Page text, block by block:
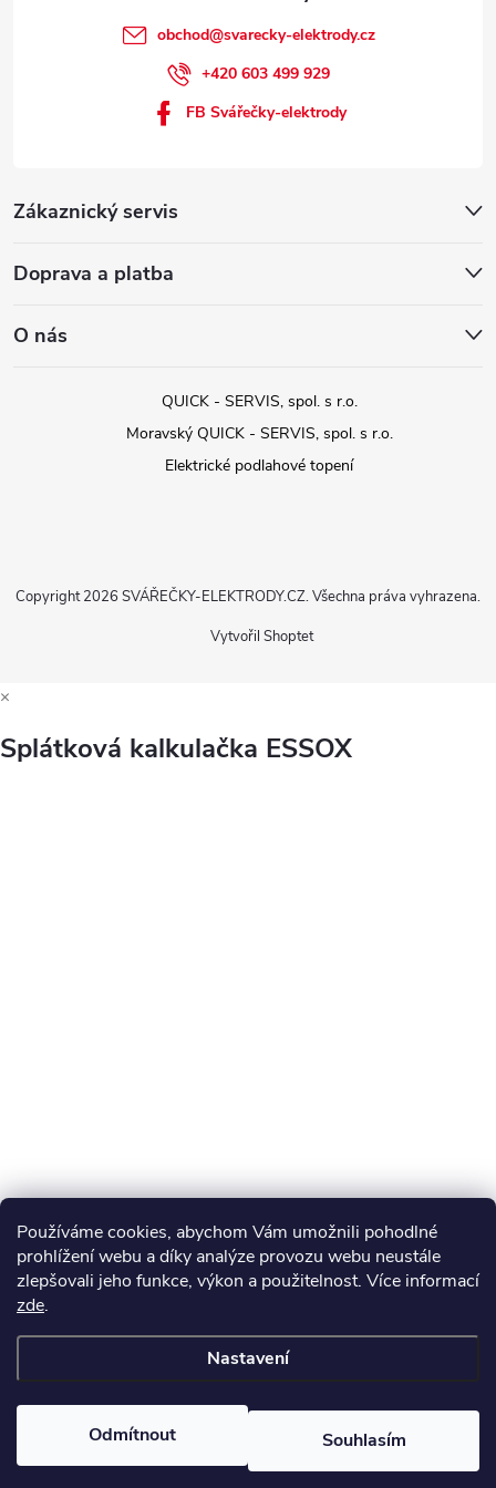
Používáme cookies, abychom Vám umožnili pohodlné
prohlížení webu a díky analýze provozu webu neustále
zlepšovali jeho funkce, výkon a použitelnost. Více informací
zde.
Nastavení
Odmítnout Souhlasím
Zákaznický servis
Doprava a platba
O nás
obchod@svarecky-elektrody.cz
+420 603 499 929
FB Svářečky-elektrody
QUICK - SERVIS, spol. s r.o.
Moravský QUICK - SERVIS, spol. s r.o.
Elektrické podlahové topení
Vytvořil Shoptet
Copyright 2026 SVÁŘEČKY-ELEKTRODY.CZ. Všechna práva vyhrazena.
×
Splátková kalkulačka ESSOX